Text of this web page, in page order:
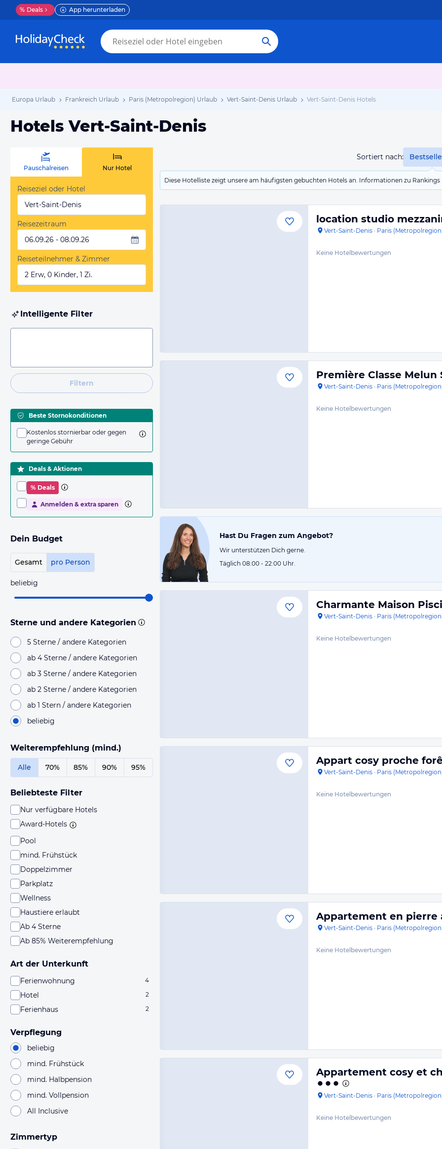
% Deals App herunterladen
Europa Urlaub Frankreich Urlaub Paris (Metropolregion) Urlaub Vert-Saint-Denis Urlaub Vert-Saint-Denis Hotels
Hotels Vert-Saint-Denis
Sortiert nach:
Diese Hotelliste zeigt unsere am häufigsten gebuchten Hotels an. Informationen zu
Pauschalreisen Nur Hotel
Reiseziel oder Hotel
Vert-Saint-Denis
Reisezeitraum
06.09.26 - 08.09.26
Reiseteilnehmer & Zimmer
2 Erw, 0 Kinder, 1 Zi.
Intelligente Filter
Filtern
Beste Stornokonditionen
Kostenlos stornierbar oder gegen
geringe Gebühr
Deals & Aktionen
% Deals
Anmelden & extra sparen
Dein Budget
Gesamt pro Person
beliebig
Sterne und andere Kategorien
5 Sterne / andere Kategorien
ab 4 Sterne / andere Kategorien
ab 3 Sterne / andere Kategorien
ab 2 Sterne / andere Kategorien
ab 1 Stern / andere Kategorien
beliebig
Weiterempfehlung (mind.)
Alle 70% 85% 90% 95%
Beliebteste Filter
Nur verfügbare Hotels
Award-Hotels
Pool
mind. Frühstück
Doppelzimmer
Parkplatz
Wellness
Haustiere erlaubt
Ab 4 Sterne
Ab 85% Weiterempfehlung
Art der Unterkunft
Ferienwohnung 4
Hotel 2
Ferienhaus 2
Verpflegung
beliebig
mind. Frühstück
mind. Halbpension
mind. Vollpension
All Inclusive
Zimmertyp
location studio
Vert-Saint-Denis · Paris
Keine Hotelbewertungen
Première Classe Melun
Vert-Saint-Denis · Paris
Keine Hotelbewertungen
Hast Du Fragen zum Angebot?
Wir unterstützen Dich gerne.
Täglich 08:00 - 22:00 Uhr.
Charmante Maison
Vert-Saint-Denis · Paris
Keine Hotelbewertungen
Appart cosy proche
Vert-Saint-Denis · Paris
Keine Hotelbewertungen
Appartement en pierre
Vert-Saint-Denis · Paris
Keine Hotelbewertungen
Appartement cosy et
Vert-Saint-Denis · Paris
Keine Hotelbewertungen